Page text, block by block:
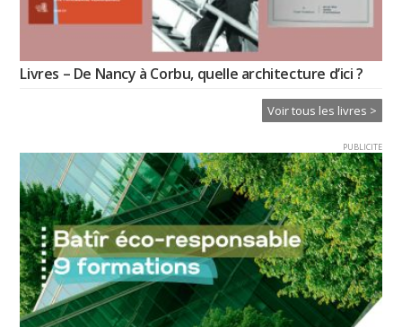
Livres – De Nancy à Corbu, quelle architecture d’ici ?
Voir tous les livres >
PUBLICITE